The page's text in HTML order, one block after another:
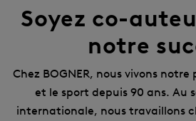
Soyez co-
notre
Chez BOGNER, nous vivons
et le sport depuis 90 ans. Au
internationale, nous travaillons